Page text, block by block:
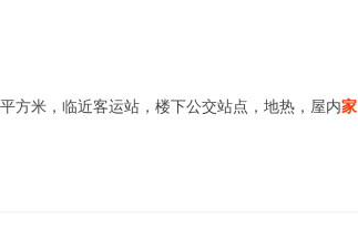
方米，临近客运站，楼下公交站点，地热，屋内家